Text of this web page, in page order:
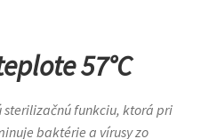
57°C
sterilizačnú funkciu, ktorá pri
baktérie a vírusy zo